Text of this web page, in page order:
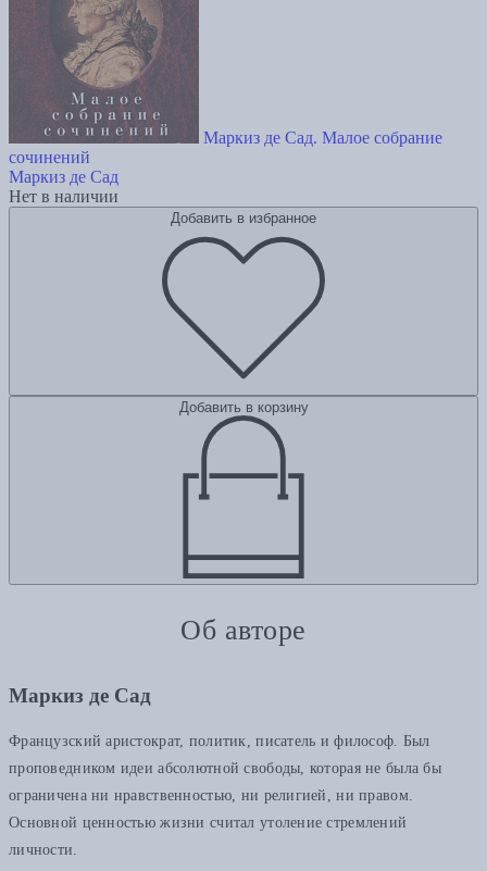
Маркиз де Сад. Малое собрание
сочинений
Маркиз де Сад
Нет в наличии
Добавить в избранное
Добавить в корзину
Об авторе
Маркиз де Сад
Французский аристократ, политик, писатель и философ. Был
проповедником идеи абсолютной свободы, которая не была бы
ограничена ни нравственностью, ни религией, ни правом.
Основной ценностью жизни считал утоление стремлений
личности.